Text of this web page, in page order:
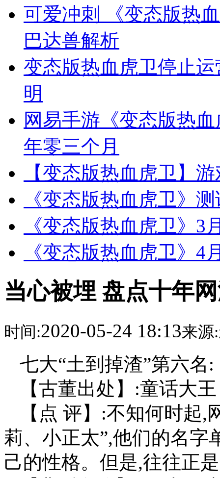
可爱冲刺 《变态版热
巴达兽解析
变态版热血虎卫停止
明
网易手游《变态版热
年零三个月
【变态版热血虎卫】
《变态版热血虎卫》
《变态版热血虎卫》3
《变态版热血虎卫》4
当心被埋 盘点十年
时间:2020-05-24 18:13来源:
七大“土到掉渣”第六名
【古董出处】:童话大王
【点 评】:不知何时起
莉、小正太”,他们的名字
己的性格。但是,往往正